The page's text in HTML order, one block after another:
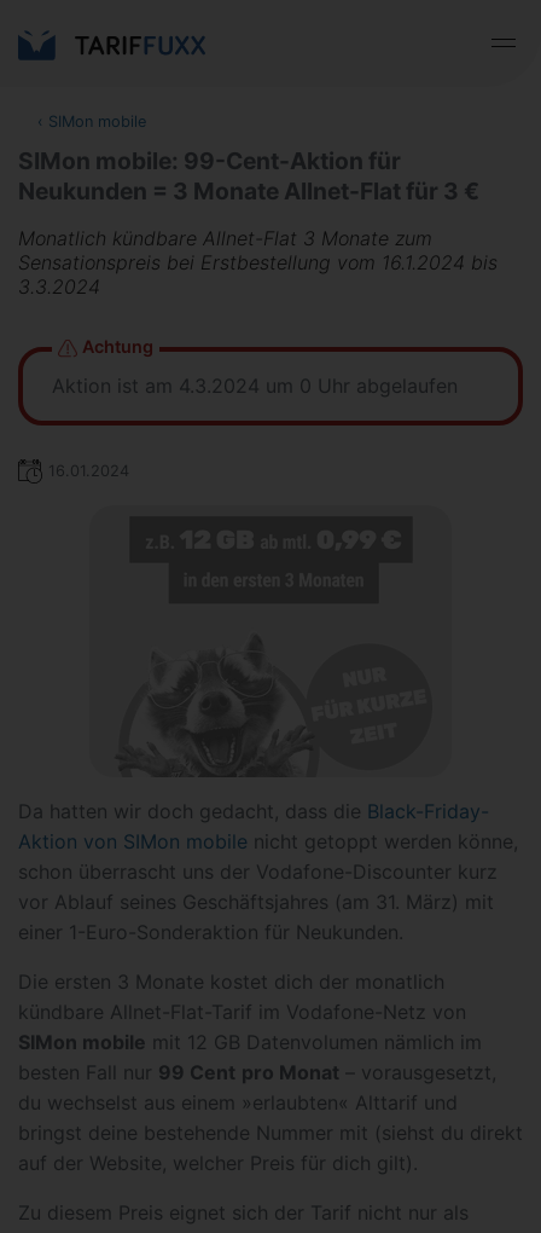
‹ SIMon mobile
SIMon mobile: 99-Cent-Aktion für
Neukunden = 3 Monate Allnet-Flat für 3 €
Monatlich kündbare Allnet-Flat 3 Monate zum
Sensationspreis bei Erstbestellung vom 16.1.2024 bis
3.3.2024
Achtung
Aktion ist am 4.3.2024 um 0 Uhr abgelaufen
16.01.2024
Da hatten wir doch gedacht, dass die Black-Friday-
Aktion von SIMon mobile nicht getoppt werden könne,
schon überrascht uns der Vodafone-Discounter kurz
vor Ablauf seines Geschäftsjahres (am 31. März) mit
einer 1-Euro-Sonderaktion für Neukunden.
Die ersten 3 Monate kostet dich der monatlich
kündbare Allnet-Flat-Tarif im Vodafone-Netz von
SIMon mobile mit 12 GB Datenvolumen nämlich im
besten Fall nur 99 Cent pro Monat – vorausgesetzt,
du wechselst aus einem »erlaubten« Alttarif und
bringst deine bestehende Nummer mit (siehst du direkt
auf der Website, welcher Preis für dich gilt).
Zu diesem Preis eignet sich der Tarif nicht nur als